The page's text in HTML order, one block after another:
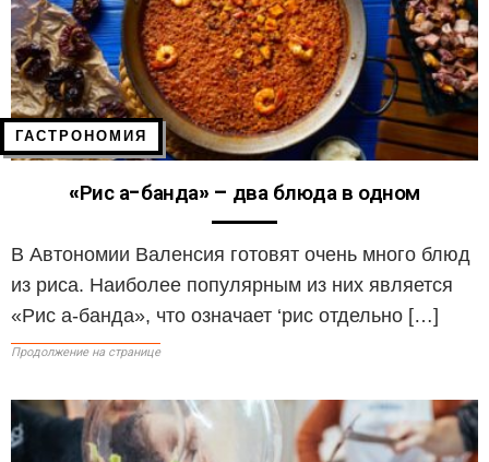
ГАСТРОНОМИЯ
«Рис а-банда» – два блюда в одном
В Автономии Валенсия готовят очень много блюд
из риса. Наиболее популярным из них является
«Рис а-банда», что означает ‘рис отдельно […]
Продолжение на странице